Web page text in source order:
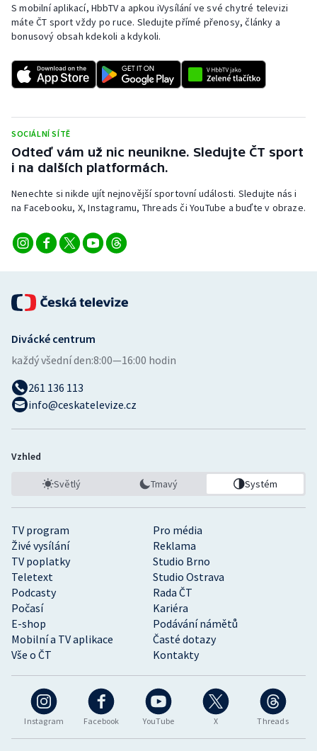
S mobilní aplikací, HbbTV a apkou iVysílání ve své chytré televizi
máte ČT sport vždy po ruce. Sledujte přímé přenosy, články a
bonusový obsah kdekoli a kdykoli.
SOCIÁLNÍ SÍTĚ
Odteď vám už nic neunikne. Sledujte ČT sport
i na dalších platformách.
Nenechte si nikde ujít nejnovější sportovní události. Sledujte nás i
na Facebooku, X, Instagramu, Threads či YouTube a buďte v obraze.
Instagram Facebook YouTube X Threads
TV program
Pro média
Živé vysílání
Reklama
TV poplatky
Studio Brno
Teletext
Studio Ostrava
Podcasty
Rada ČT
Počasí
Kariéra
E-shop
Podávání námětů
Mobilní a TV aplikace
Časté dotazy
Vše o ČT
Kontakty
Divácké centrum
každý všední den:8:00—16:00 hodin
261 136 113
info@ceskatelevize.cz
Vzhled
Světlý Tmavý Systém